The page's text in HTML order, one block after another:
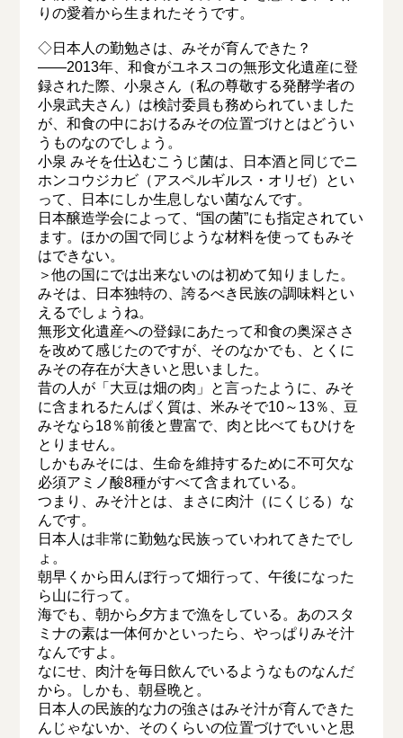
りの愛着から生まれたそうです。
◇日本人の勤勉さは、みそが育んできた？
――2013年、和食がユネスコの無形文化遺産に登
録された際、小泉さん（私の尊敬する発酵学者の
小泉武夫さん）は検討委員も務められていました
が、和食の中におけるみその位置づけとはどうい
うものなのでしょう。
小泉 みそを仕込むこうじ菌は、日本酒と同じでニ
ホンコウジカビ（アスペルギルス・オリゼ）とい
って、日本にしか生息しない菌なんです。
日本醸造学会によって、“国の菌”にも指定されてい
ます。ほかの国で同じような材料を使ってもみそ
はできない。
＞他の国にでは出来ないのは初めて知りました。
みそは、日本独特の、誇るべき民族の調味料とい
えるでしょうね。
無形文化遺産への登録にあたって和食の奥深ささ
を改めて感じたのですが、そのなかでも、とくに
みその存在が大きいと思いました。
昔の人が「大豆は畑の肉」と言ったように、みそ
に含まれるたんぱく質は、米みそで10～13％、豆
みそなら18％前後と豊富で、肉と比べてもひけを
とりません。
しかもみそには、生命を維持するために不可欠な
必須アミノ酸8種がすべて含まれている。
つまり、みそ汁とは、まさに肉汁（にくじる）な
んです。
日本人は非常に勤勉な民族っていわれてきたでし
ょ。
朝早くから田んぼ行って畑行って、午後になった
ら山に行って。
海でも、朝から夕方まで漁をしている。あのスタ
ミナの素は一体何かといったら、やっぱりみそ汁
なんですよ。
なにせ、肉汁を毎日飲んでいるようなものなんだ
から。しかも、朝昼晩と。
日本人の民族的な力の強さはみそ汁が育んできた
んじゃないか、そのくらいの位置づけでいいと思